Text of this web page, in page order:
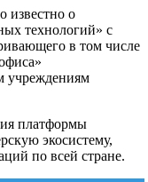
известно о
технологий» с
в том числе
учреждениям
платформы
экосистему,
по всей стране.